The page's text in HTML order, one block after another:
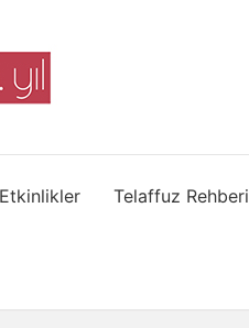
Telaffuz Rehberi